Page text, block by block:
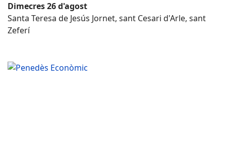
Dimecres 26 d'agost
Santa Teresa de Jesús Jornet, sant Cesari d'Arle, sant
Zeferí